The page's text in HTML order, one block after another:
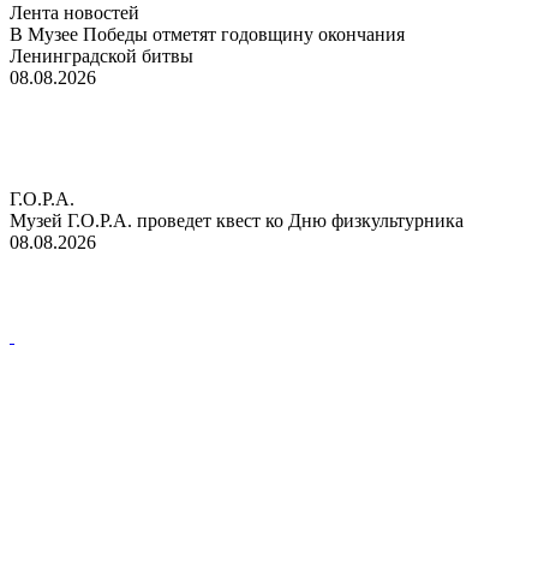
Лента новостей
В Музее Победы отметят годовщину окончания
Ленинградской битвы
08.08.2026
Г.О.Р.А.
Музей Г.О.Р.А. проведет квест ко Дню физкультурника
08.08.2026